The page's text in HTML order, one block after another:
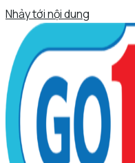
Nhảy tới nội dung